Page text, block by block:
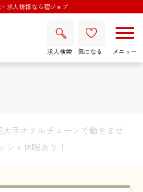
求人情報なら宿ジョブ
求人検索 気になる
大手ホテルチェーンで働きませ
ュ休暇あり！